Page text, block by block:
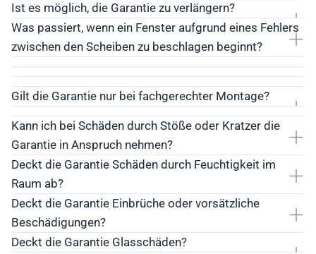
Ist es möglich, die Garantie zu verlängern?
Was passiert, wenn ein Fenster aufgrund eines Fehlers
zwischen den Scheiben zu beschlagen beginnt?
Gilt die Garantie nur bei fachgerechter Montage?
Kann ich bei Schäden durch Stöße oder Kratzer die
Garantie in Anspruch nehmen?
Deckt die Garantie Schäden durch Feuchtigkeit im
Raum ab?
Deckt die Garantie Einbrüche oder vorsätzliche
Beschädigungen?
Deckt die Garantie Glasschäden?